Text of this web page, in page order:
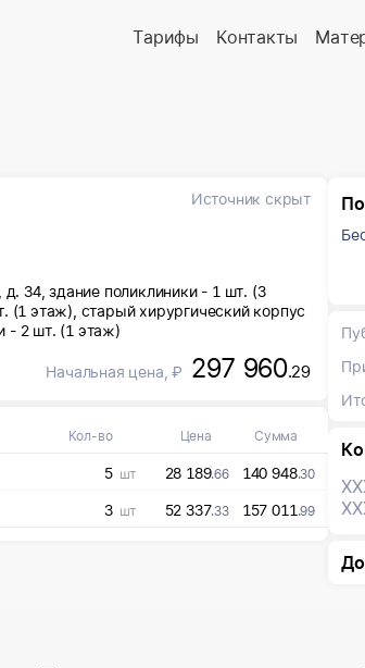
Тарифы Контакты
Источник скрыт
34, здание поликлиники - 1 шт. (3
этаж), старый хирургический корпус
- 2 шт. (1 этаж)
Начальная цена, ₽ 297 960.29
Кол-во Цена Сумма
5 шт 28 189.66 140 948.30
3 шт 52 337.33 157 011.99